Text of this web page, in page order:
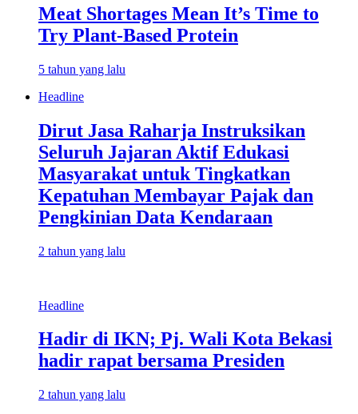
Meat Shortages Mean It’s Time to
Try Plant-Based Protein
5 tahun yang lalu
Headline
Dirut Jasa Raharja Instruksikan
Seluruh Jajaran Aktif Edukasi
Masyarakat untuk Tingkatkan
Kepatuhan Membayar Pajak dan
Pengkinian Data Kendaraan
2 tahun yang lalu
Headline
Hadir di IKN; Pj. Wali Kota Bekasi
hadir rapat bersama Presiden
2 tahun yang lalu